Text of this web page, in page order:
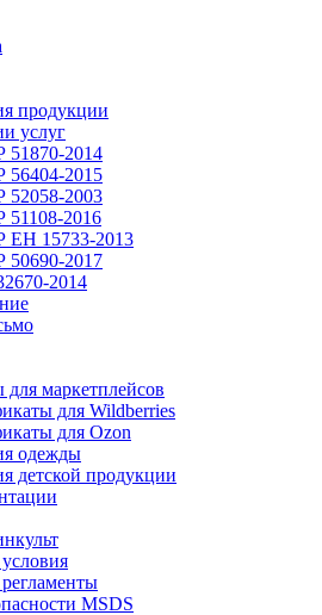
продукции
услуг
2014
2015
2003
2016
15733-2013
2017
2014
маркетплейсов
для Wildberries
для Ozon
одежды
детской продукции
MSDS